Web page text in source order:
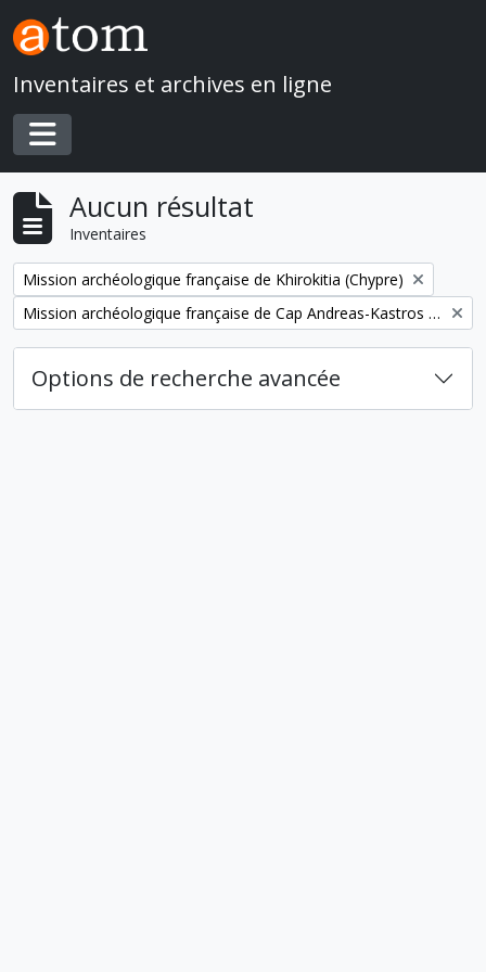
Skip to main content
Inventaires et archives en ligne
Toggle navigation
Aucun résultat
Inventaires
Remove filter:
Mission archéologique française de Khirokitia (Chypre)
Remove filter:
Mission archéologique française de Cap Andreas-Kastros et de Khirokitia (Chypre)
Options de recherche avancée